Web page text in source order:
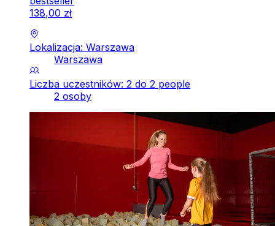
138,00 zł
Lokalizacja: Warszawa
Warszawa
Liczba uczestników: 2 do 2 people
2 osoby